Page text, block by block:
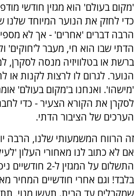
'מקום בעולם' הוא מגזין חודשי
כדי לחזק את הנוער המיוחד
הרבה דברים 'אחרים' - אך לא
הדתי שבו הוא חי, מעבר ל'חוקים'
ברשת או בטלוויזיה מנסה לסקרן,
הנוער. לגרום לו לרצות לקנות
'מישהו'. ואנחנו ב'מקום בעולם'
לסקרן את הקורא הצעיר - כדי
הערכים של הציבור הדתי.
זה הרווח המשמעותי שלנו, הרבה
אם לא כתוב לנו מאחורי העלון
בלבד! וגם אחרי חודשיים המחיר